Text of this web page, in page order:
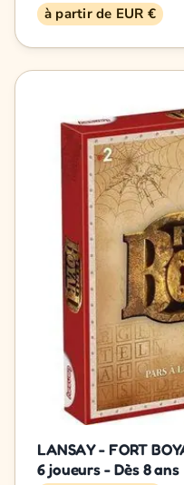
à partir de EUR €
LANSAY - FORT
6 joueurs - Dès 8 ans